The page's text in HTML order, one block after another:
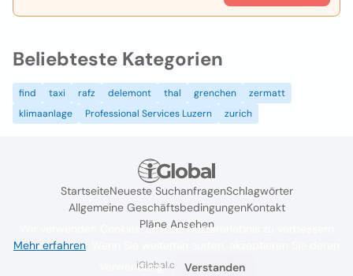
Beliebteste Kategorien
find taxi rafz delemont thal grenchen
zermatt
klimaanlage
Professional Services Luzern zurich
StartseiteNeueste SuchanfragenSchlagwörter
Allgemeine GeschäftsbedingungenKontakt
Pläne Ansehen
iGlobal.co @ 2024
Wir verwenden Cookies, um das Nutzererlebnis zu verbessern
Mehr erfahren
Verwendung.
Verstanden